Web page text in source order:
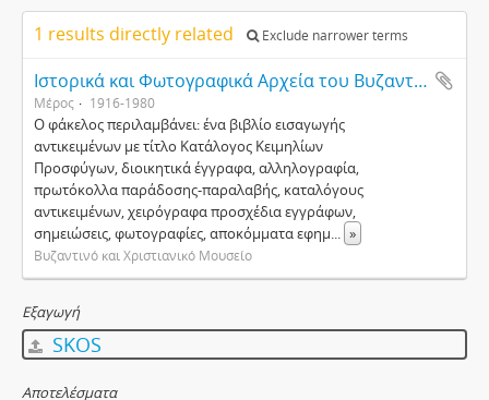
1 results directly related Exclude narrower terms
Ιστορικά και Φωτογραφικά Αρχεία του Βυζαντινού και Χριστιανικού Μουσείου / περίοδος Εφορευτικής Επιτροπής
Μέρος 1916-1980
Ο φάκελος περιλαμβάνει: ένα βιβλίο εισαγωγής
αντικειμένων με τίτλο Κατάλογος Κειμηλίων
Προσφύγων, διοικητικά έγγραφα, αλληλογραφία,
πρωτόκολλα παράδοσης-παραλαβής, καταλόγους
αντικειμένων, χειρόγραφα προσχέδια εγγράφων,
σημειώσεις, φωτογραφίες, αποκόμματα εφημ... »
Βυζαντινό και Χριστιανικό Μουσείο
Εξαγωγή
SKOS
Αποτελέσματα